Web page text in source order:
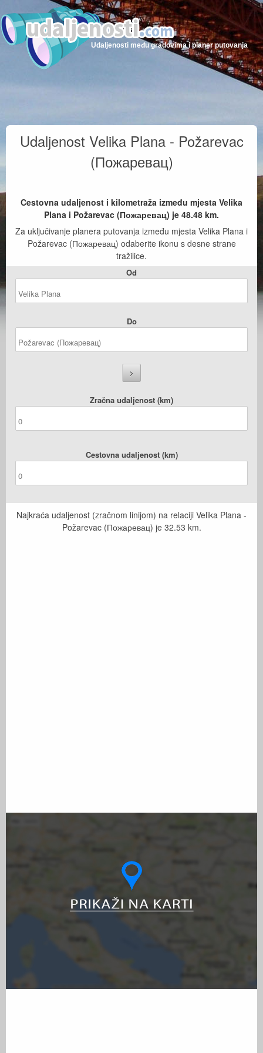
Udaljenosti među gradovima i planer putovanja
Udaljenost Velika Plana - Požarevac
(Пожаревац)
Cestovna udaljenost i kilometraža između mjesta Velika
Plana i Požarevac (Пожаревац) je 48.48 km.
Za uključivanje planera putovanja između mjesta Velika Plana i
Požarevac (Пожаревац) odaberite ikonu s desne strane
tražilice.
Od
Do
Zračna udaljenost (km)
Cestovna udaljenost (km)
Najkraća udaljenost (zračnom linijom) na relaciji Velika Plana -
Požarevac (Пожаревац) je 32.53 km.